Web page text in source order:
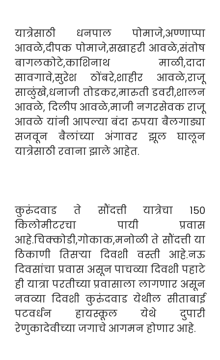
यात्रेसाठी धनपाल पोमाजे,अण्णाप्पा
आवळे,दीपक पोमाजे,सखाहरी आवळे,संतोष
बागलकोटे,काशिनाथ माळी,दादा
सावगावे,सुरेश ठोंबरे,शाहीर आवळे,राजू
साळुंखे,धनाजी तोडकर,मारुती डवरी,शालन
आवळे, दिलीप आवळे,माजी नगरसेवक राजू
आवळे यांनी आपल्या बंदा रुपया बैलगाड्या
सजवून बैलांच्या अंगावर झूल घालून
यात्रेसाठी रवाना झाले आहेत.
कुरुंदवाड ते सौंदत्ती यात्रेचा 150
किलोमीटरचा पायी प्रवास
आहे.चिक्कोडी,गोकाक,मनोळी ते सौंदत्ती या
ठिकाणी तिसऱ्या दिवशी वस्ती आहे.नऊ
दिवसांचा प्रवास असून पाचव्या दिवशी पहाटे
ही यात्रा परतीच्या प्रवासाला लागणार असून
नवव्या दिवशी कुरुंदवाड येथील सीताबाई
पटवर्धन हायस्कूल येथे दुपारी
रेणुकादेवीच्या जगाचे आगमन होणार आहे.